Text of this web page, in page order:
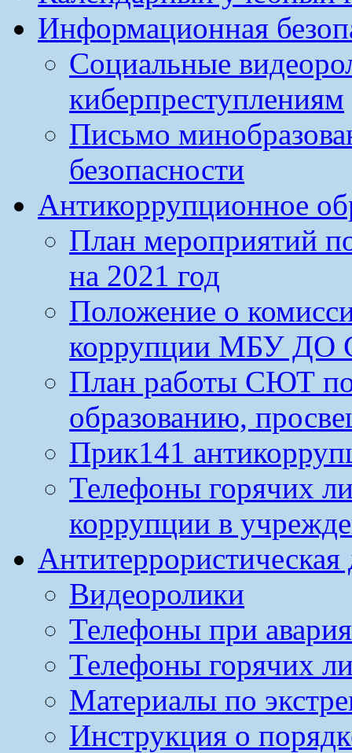
Информационная
Социальные
киберпреступлениям
Письмо
безопасности
Антикоррупционное
План мероприятий
на 2021 год
Положение о
коррупции МБУ ДО
План работы СЮТ
образованию,
Прик141
Телефоны горячих
коррупции в
Антитеррористическая
Видеоролики
Телефоны при
Телефоны горячих
Материалы по
Инструкция о